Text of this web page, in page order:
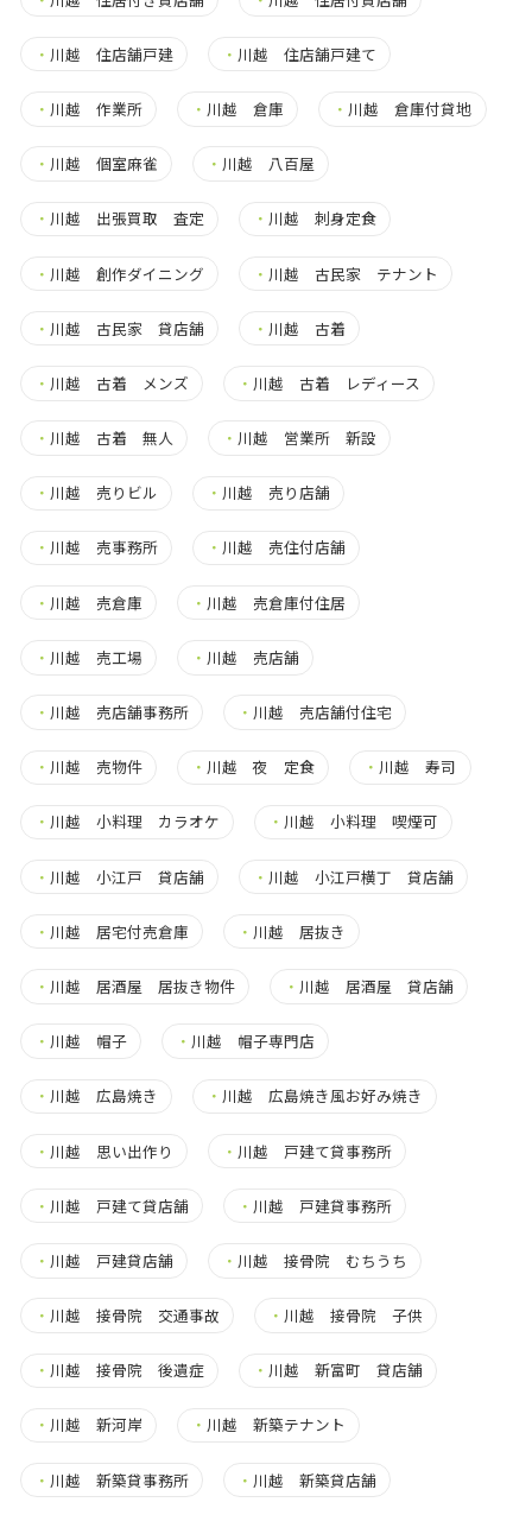
・ 川越 住店舗戸建 ・ 川越 住店舗戸建て
・ 川越 作業所 ・ 川越 倉庫 ・ 川越 倉庫付貸地
・ 川越 個室麻雀 ・ 川越 八百屋
・ 川越 出張買取 査定 ・ 川越 刺身定食
・ 川越 創作ダイニング ・ 川越 古民家 テナント
・ 川越 古民家 貸店舗 ・ 川越 古着
・ 川越 古着 メンズ ・ 川越 古着 レディース
・ 川越 古着 無人 ・ 川越 営業所 新設
・ 川越 売りビル ・ 川越 売り店舗
・ 川越 売事務所 ・ 川越 売住付店舗
・ 川越 売倉庫 ・ 川越 売倉庫付住居
・ 川越 売工場 ・ 川越 売店舗
・ 川越 売店舗事務所 ・ 川越 売店舗付住宅
・ 川越 売物件 ・ 川越 夜 定食 ・ 川越 寿司
・ 川越 小料理 カラオケ ・ 川越 小料理 喫煙可
・ 川越 小江戸 貸店舗 ・ 川越 小江戸横丁 貸店舗
・ 川越 居宅付売倉庫 ・ 川越 居抜き
・ 川越 居酒屋 居抜き物件 ・ 川越 居酒屋 貸店舗
・ 川越 帽子 ・ 川越 帽子専門店
・ 川越 広島焼き ・ 川越 広島焼き風お好み焼き
・ 川越 思い出作り ・ 川越 戸建て貸事務所
・ 川越 戸建て貸店舗 ・ 川越 戸建貸事務所
・ 川越 戸建貸店舗 ・ 川越 接骨院 むちうち
・ 川越 接骨院 交通事故 ・ 川越 接骨院 子供
・ 川越 接骨院 後遺症 ・ 川越 新富町 貸店舗
・ 川越 新河岸 ・ 川越 新築テナント
・ 川越 新築貸事務所 ・ 川越 新築貸店舗